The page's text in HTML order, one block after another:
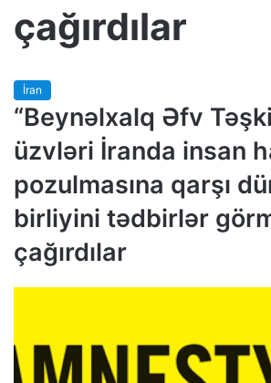
çağırdılar
İran
“Beynəlxalq Əfv
üzvləri İranda insan
pozulmasına qarşı
birliyini tədbirlər
çağırdılar